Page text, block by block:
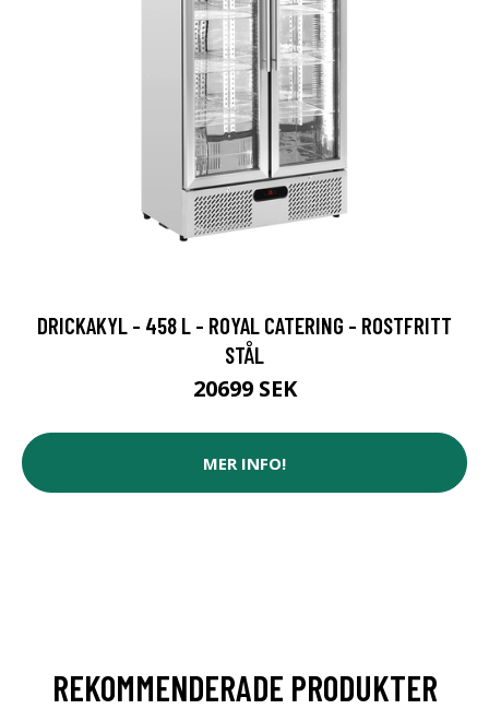
DRICKAKYL - 458 L - ROYAL CATERING - ROSTFRITT
STÅL
20699 SEK
MER INFO!
REKOMMENDERADE PRODUKTER